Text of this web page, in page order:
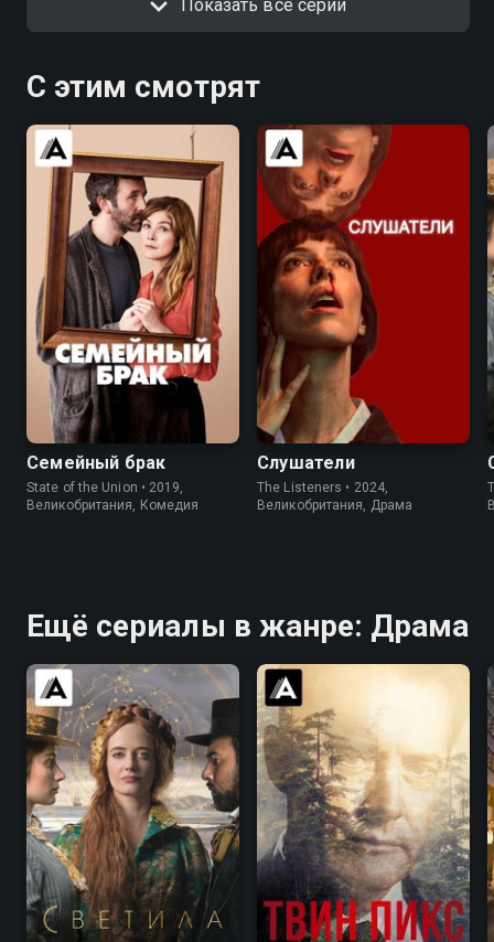
важным решением.
Показать все серии
С этим смотрят
7.6 7.7
Семейный брак
State of the Union • 2019,
Великобритания, Комедия
6.3
Слушатели
The Listeners • 2024,
Великобритания, Драма
Ещё сериалы в жанре: Драма